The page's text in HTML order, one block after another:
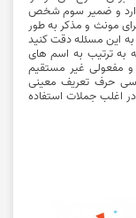
و ضمیر سوم شخص
مونث و مذکر به طور
این مسئله دقت کنید
به ترتیب به اسم های
مفعولی غیر مستقیم
حرف تعریف معینی
اغلب جملات استفاده